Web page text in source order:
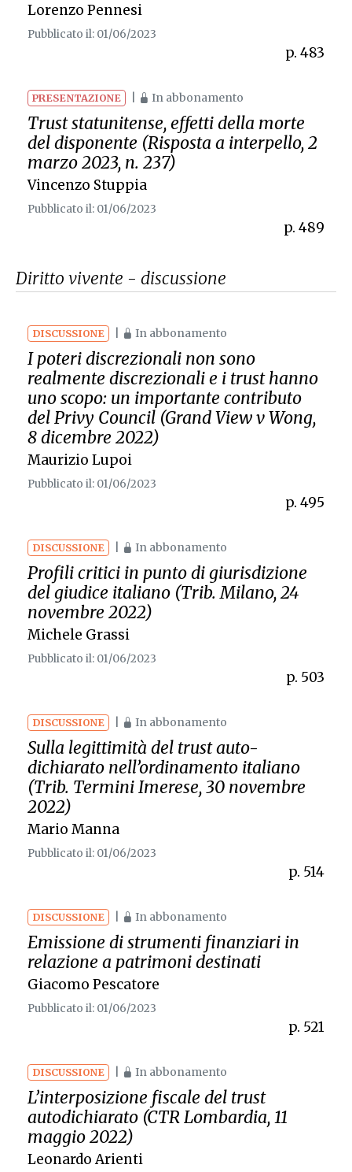
Lorenzo Pennesi
Pubblicato il: 01/06/2023
p. 483
PRESENTAZIONE In abbonamento
Trust statunitense, effetti della morte
del disponente (Risposta a interpello, 2
marzo 2023, n. 237)
Vincenzo Stuppia
Pubblicato il: 01/06/2023
p. 489
Diritto vivente - discussione
DISCUSSIONE In abbonamento
I poteri discrezionali non sono
realmente discrezionali e i trust hanno
uno scopo: un importante contributo
del Privy Council (Grand ViewvWong,
8 dicembre 2022)
Maurizio Lupoi
Pubblicato il: 01/06/2023
p. 495
DISCUSSIONE In abbonamento
Profili critici in punto di giurisdizione
del giudice italiano (Trib. Milano, 24
novembre 2022)
Michele Grassi
Pubblicato il: 01/06/2023
p. 503
DISCUSSIONE In abbonamento
Sulla legittimità del trust auto-
dichiarato nell’ordinamento italiano
(Trib. Termini Imerese, 30 novembre
2022)
Mario Manna
Pubblicato il: 01/06/2023
p. 514
DISCUSSIONE In abbonamento
Emissione di strumenti finanziari in
relazione a patrimoni destinati
Giacomo Pescatore
Pubblicato il: 01/06/2023
p. 521
DISCUSSIONE In abbonamento
L’interposizione fiscale del trust
autodichiarato (CTR Lombardia, 11
maggio 2022)
Leonardo Arienti